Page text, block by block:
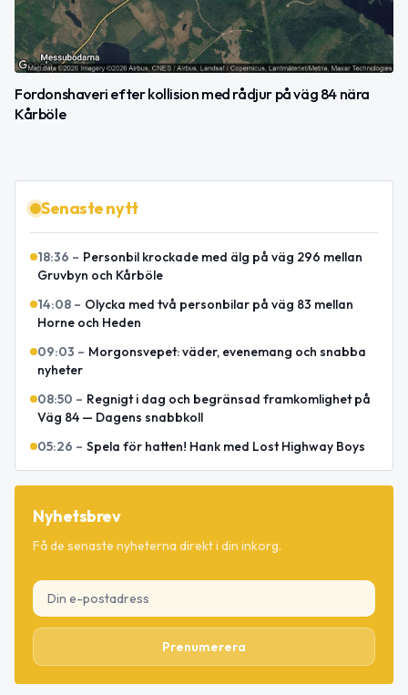
Fordonshaveri efter kollision med rådjur på väg 84 nära
Kårböle
Senaste nytt
18:36 – Personbil krockade med älg på väg 296 mellan
Gruvbyn och Kårböle
14:08 – Olycka med två personbilar på väg 83 mellan
Horne och Heden
09:03 – Morgonsvepet: väder, evenemang och snabba
nyheter
08:50 – Regnigt i dag och begränsad framkomlighet på
Väg 84 — Dagens snabbkoll
05:26 – Spela för hatten! Hank med Lost Highway Boys
Nyhetsbrev
Få de senaste nyheterna direkt i din inkorg.
Prenumerera